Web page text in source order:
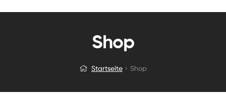
Shop
Startseite Shop